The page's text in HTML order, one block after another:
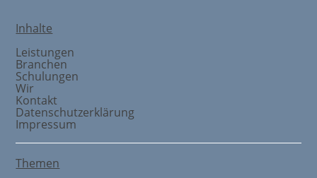
Inhalte
Leistungen
Branchen
Schulungen
Wir
Kontakt
Datenschutzerklärung
Impressum
Themen